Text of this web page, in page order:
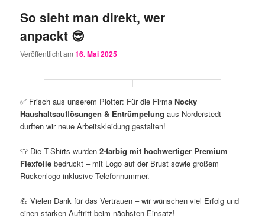
So sieht man direkt, wer
anpackt 😎
Veröffentlicht am16. Mai 2025
✅ Frisch aus unserem Plotter: Für die FirmaNocky
Haushaltsauflösungen & Entrümpelung aus Norderstedt
durften wir neue Arbeitskleidung gestalten!
👕 Die T-Shirts wurden2-farbig mit hochwertiger Premium
Flexfolie bedruckt – mit Logo auf der Brust sowie großem
Rückenlogo inklusive Telefonnummer.
💪 Vielen Dank für das Vertrauen – wir wünschen viel Erfolg und
einen starken Auftritt beim nächsten Einsatz!